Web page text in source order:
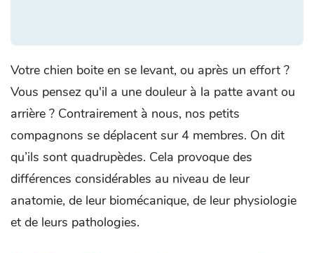
Votre chien boite en se levant, ou après un effort ?
Vous pensez qu'il a une douleur à la patte avant ou
arrière ? Contrairement à nous, nos petits
compagnons se déplacent sur 4 membres. On dit
qu’ils sont quadrupèdes. Cela provoque des
différences considérables au niveau de leur
anatomie, de leur biomécanique, de leur physiologie
et de leurs pathologies.